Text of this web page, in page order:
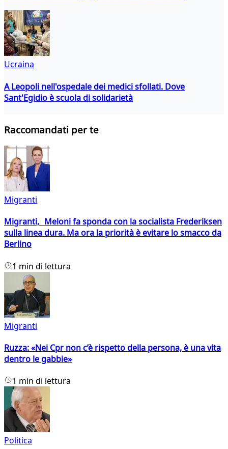
Ucraina
A Leopoli nell'ospedale dei medici sfollati. Dove
Sant'Egidio è scuola di solidarietà
Raccomandati per te
Migranti
Migranti, Meloni fa sponda con la socialista Frederiksen
sulla linea dura. Ma ora la priorità è evitare lo smacco da
Berlino
1 min di lettura
Migranti
Ruzza: «Nei Cpr non c’è rispetto della persona, è una vita
dentro le gabbie»
1 min di lettura
Politica